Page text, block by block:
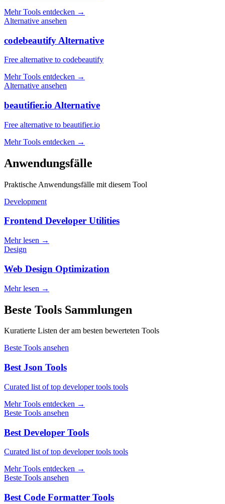
Mehr Tools entdecken →
Alternative ansehen
codebeautify Alternative
Free alternative to codebeautify
Mehr Tools entdecken →
Alternative ansehen
beautifier.io Alternative
Free alternative to beautifier.io
Mehr Tools entdecken →
Anwendungsfälle
Praktische Anwendungsfälle mit diesem Tool
Development
Frontend Developer Utilities
Mehr lesen →
Design
Web Design Optimization
Mehr lesen →
Beste Tools Sammlungen
Kuratierte Listen der am besten bewerteten Tools
Beste Tools ansehen
Best Json Tools
Curated list of top developer tools tools
Mehr Tools entdecken →
Beste Tools ansehen
Best Developer Tools
Curated list of top developer tools tools
Mehr Tools entdecken →
Beste Tools ansehen
Best Code Formatter Tools